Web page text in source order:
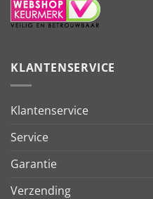
KLANTENSERVICE
Klantenservice
Service
Garantie
Verzending